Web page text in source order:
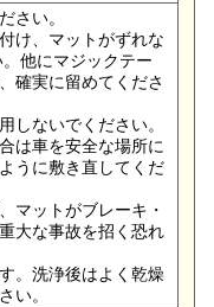
さい。
け、マットがずれな
他にマジックテー
確実に留めてくださ
しないでください。
は車を安全な場所に
うに敷き直してくだ
マットがブレーキ・
大な事故を招く恐れ
。洗浄後はよく乾燥
い。